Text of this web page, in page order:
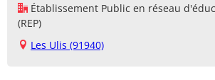
Établissement Public en réseau
(REP)
Les Ulis (91940)